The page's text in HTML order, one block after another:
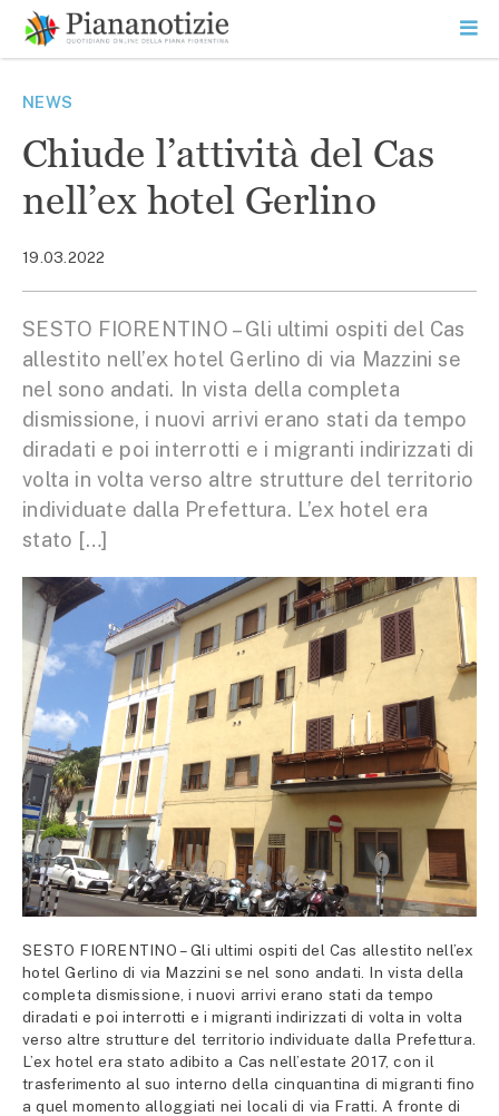
contenuto
SEARCH
NEWS
Chiude l’attività del Cas
nell’ex hotel Gerlino
19.03.2022
SESTO FIORENTINO – Gli ultimi ospiti del Cas
allestito nell’ex hotel Gerlino di via Mazzini se
nel sono andati. In vista della completa
dismissione, i nuovi arrivi erano stati da tempo
diradati e poi interrotti e i migranti indirizzati di
volta in volta verso altre strutture del territorio
individuate dalla Prefettura. L’ex hotel era
stato […]
SESTO FIORENTINO – Gli ultimi ospiti del Cas allestito nell’ex
hotel Gerlino di via Mazzini se nel sono andati. In vista della
completa dismissione, i nuovi arrivi erano stati da tempo
diradati e poi interrotti e i migranti indirizzati di volta in volta
verso altre strutture del territorio individuate dalla Prefettura.
L’ex hotel era stato adibito a Cas nell’estate 2017, con il
trasferimento al suo interno della cinquantina di migranti fino
a quel momento alloggiati nei locali di via Fratti. A fronte di